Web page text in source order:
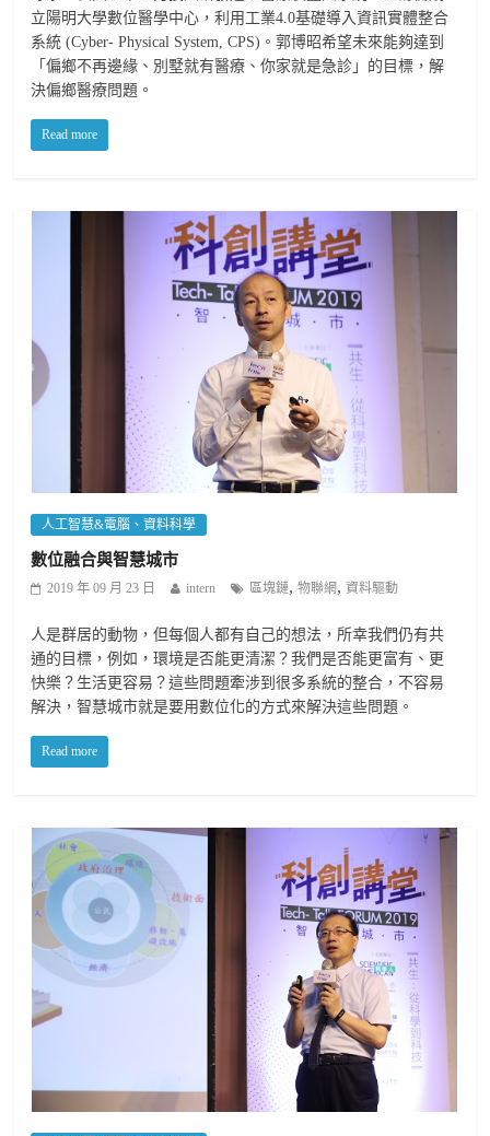
立陽明大學數位醫學中心，利用工業4.0基礎導入資訊實體整合
系統 (Cyber- Physical System, CPS)。郭博昭希望未來能夠達到
「偏鄉不再邊緣、別墅就有醫療、你家就是急診」的目標，解
決偏鄉醫療問題。
Read more
人工智慧&電腦、資料科學
數位融合與智慧城市
2019 年 09 月 23 日 intern 區塊鏈,物聯網 ,資料驅動
人是群居的動物，但每個人都有自己的想法，所幸我們仍有共
通的目標，例如，環境是否能更清潔？我們是否能更富有、更
快樂？生活更容易？這些問題牽涉到很多系統的整合，不容易
解決，智慧城市就是要用數位化的方式來解決這些問題。
Read more